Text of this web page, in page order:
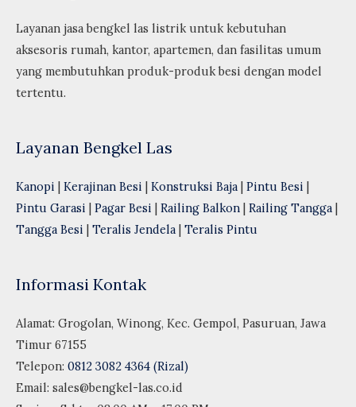
Layanan jasa bengkel las listrik untuk kebutuhan
aksesoris rumah, kantor, apartemen, dan fasilitas umum
yang membutuhkan produk-produk besi dengan model
tertentu.
Layanan Bengkel Las
Kanopi | Kerajinan Besi | Konstruksi Baja | Pintu Besi |
Pintu Garasi | Pagar Besi | Railing Balkon | Railing Tangga |
Tangga Besi | Teralis Jendela | Teralis Pintu
Informasi Kontak
Alamat: Grogolan, Winong, Kec. Gempol, Pasuruan, Jawa
Timur 67155
Telepon: 0812 3082 4364 (Rizal)
Email: sales@bengkel-las.co.id